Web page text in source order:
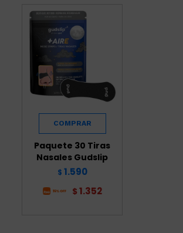
Paquete 30 Tiras
Nasales Gudslip
$ 1.590
$ 1.352